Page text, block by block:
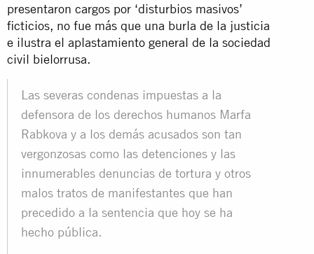
presentaron cargos por ‘disturbios masivos’
ficticios, no fue más que una burla de la justicia
e ilustra el aplastamiento general de la sociedad
civil bielorrusa.
Las severas condenas impuestas a la
defensora de los derechos humanos Marfa
Rabkova y a los demás acusados son tan
vergonzosas como las detenciones y las
innumerables denuncias de tortura y otros
malos tratos de manifestantes que han
precedido a la sentencia que hoy se ha
hecho pública.